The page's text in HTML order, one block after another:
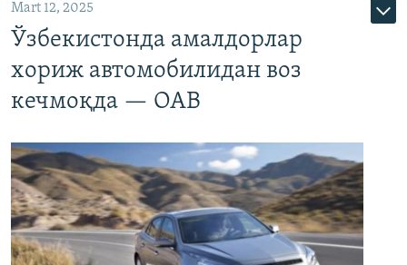
Mart 12, 2025
Ўзбекистонда амалдорлар
хориж автомобилидан воз
кечмоқда — ОАВ